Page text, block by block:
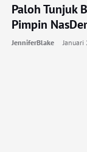
Paloh Tunjuk
Pimpin
JenniferBlake Januari